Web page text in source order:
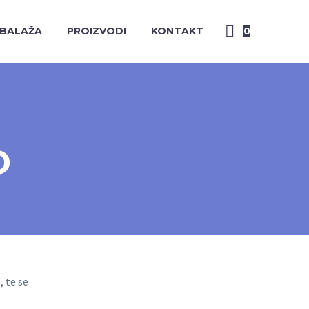
PROIZVODI KONTAKT 0
te se